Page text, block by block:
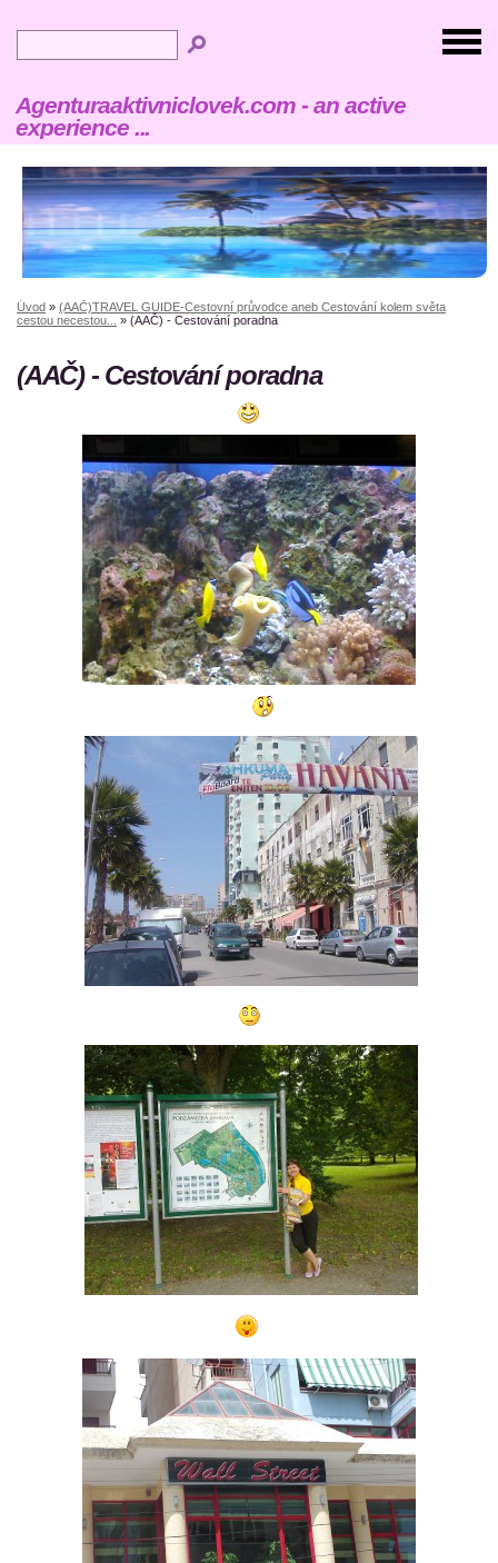
Agenturaaktivniclovek.com - an active
experience ...
Úvod » (AAČ)TRAVEL GUIDE-Cestovní průvodce aneb Cestování kolem světa
cestou necestou... » (AAČ) - Cestování poradna
(AAČ) - Cestování poradna